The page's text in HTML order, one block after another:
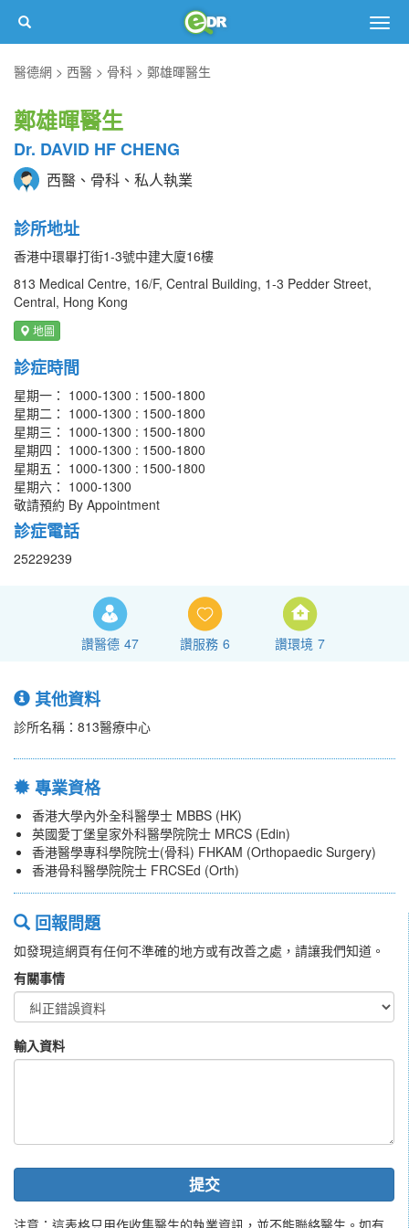
醫德網
西醫 骨科 鄭雄暉醫生
鄭雄暉醫生
Dr. DAVID HF CHENG
西醫、骨科、私人執業
診所地址
香港中環畢打街1-3號中建大廈16樓
813 Medical Centre, 16/F, Central Building, 1-3 Pedder Street,
Central, Hong Kong
地圖
診症時間
星期一： 1000-1300 : 1500-1800
星期二： 1000-1300 : 1500-1800
星期三： 1000-1300 : 1500-1800
星期四： 1000-1300 : 1500-1800
星期五： 1000-1300 : 1500-1800
星期六： 1000-1300
敬請預約 By Appointment
診症電話
25229239
讚醫德 47 讚服務 6 讚環境 7
其他資料
診所名稱：813醫療中心
專業資格
香港大學內外全科醫學士 MBBS (HK)
英國愛丁堡皇家外科醫學院院士 MRCS (Edin)
香港醫學專科學院院士(骨科) FHKAM (Orthopaedic Surgery)
香港骨科醫學院院士 FRCSEd (Orth)
回報問題
如發現這網頁有任何不準確的地方或有改善之處，請讓我們知道。
有關事情
輸入資料
提交